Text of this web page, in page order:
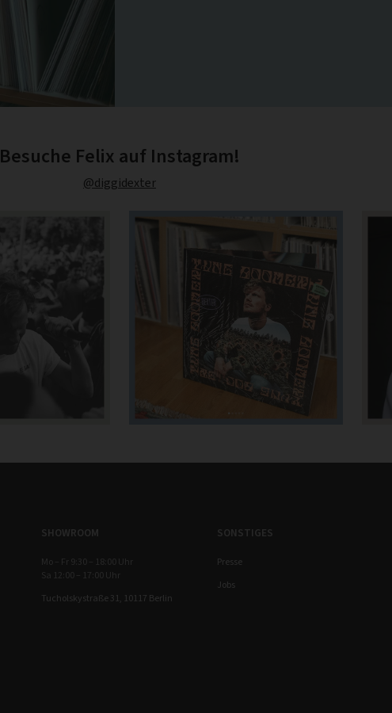
Besuche Felix auf Instagram!
@diggidexter
SHOWROOM
Mo – Fr 9:30 – 18:00 Uhr
Sa 12:00 – 17:00 Uhr
Tucholskystraße 31, 10117 Berlin
SONSTIGES
Presse
Jobs